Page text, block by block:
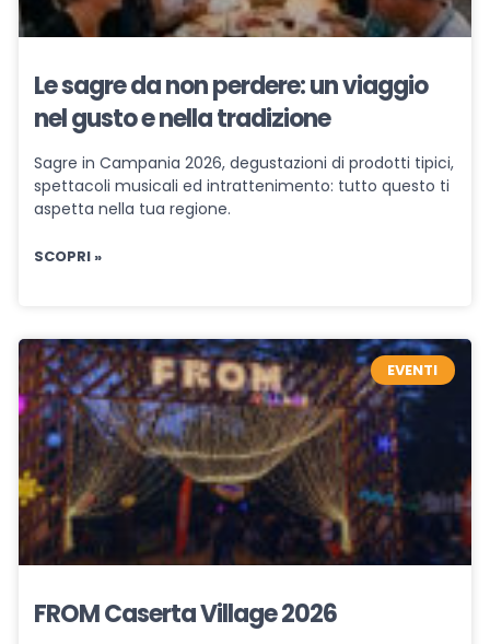
Le sagre da non perdere: un viaggio
nel gusto e nella tradizione
Sagre in Campania 2026, degustazioni di prodotti tipici,
spettacoli musicali ed intrattenimento: tutto questo ti
aspetta nella tua regione.
SCOPRI »
EVENTI
FROM Caserta Village 2026